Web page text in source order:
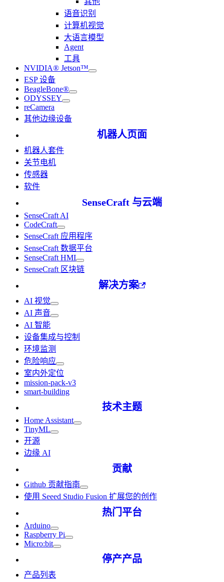
语音识别
计算机视觉
大语言模型
Agent
工具
NVIDIA® Jetson™
ESP 设备
BeagleBone®
ODYSSEY
reCamera
其他边缘设备
机器人页面
机器人套件
关节电机
传感器
软件
SenseCraft 与云端
SenseCraft AI
CodeCraft
SenseCraft 应用程序
SenseCraft 数据平台
SenseCraft HMI
SenseCraft 区块链
解决方案
AI 视觉
AI 声音
AI 智能
设备集成与控制
环境监测
危险响应
室内外定位
mission-pack-v3
smart-building
技术主题
Home Assistant
TinyML
开源
边缘 AI
贡献
Github 贡献指南
使用 Seeed Studio Fusion 扩展您的创作
热门平台
Arduino
Raspberry Pi
Micro:bit
停产产品
产品列表